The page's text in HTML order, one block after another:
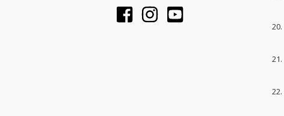
20.
21.
22.